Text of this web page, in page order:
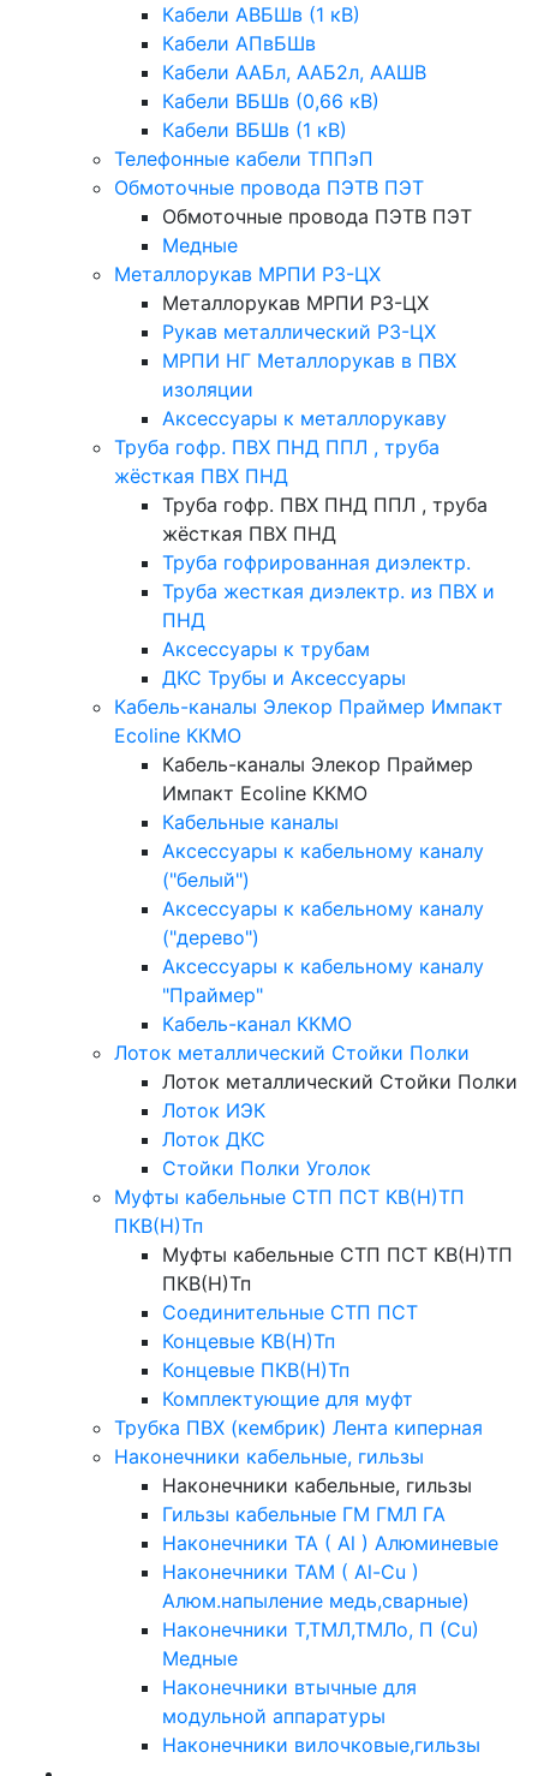
Кабели АВБШв (1 кВ)
Кабели АПвБШв
Кабели ААБл, ААБ2л, ААШВ
Кабели ВБШв (0,66 кВ)
Кабели ВБШв (1 кВ)
Телефонные кабели ТППэП
Обмоточные провода ПЭТВ ПЭТ
Обмоточные провода ПЭТВ ПЭТ
Медные
Металлорукав МРПИ РЗ-ЦХ
Металлорукав МРПИ РЗ-ЦХ
Рукав металлический Р3-ЦХ
МРПИ НГ Металлорукав в ПВХ
изоляции
Аксессуары к металлорукаву
Труба гофр. ПВХ ПНД ППЛ , труба
жёсткая ПВХ ПНД
Труба гофр. ПВХ ПНД ППЛ , труба
жёсткая ПВХ ПНД
Труба гофрированная диэлектр.
Труба жесткая диэлектр. из ПВХ и
ПНД
Аксессуары к трубам
ДКС Трубы и Аксессуары
Кабель-каналы Элекор Праймер Импакт
Ecoline ККМО
Кабель-каналы Элекор Праймер
Импакт Ecoline ККМО
Кабельные каналы
Аксессуары к кабельному каналу
("белый")
Аксессуары к кабельному каналу
("дерево")
Аксессуары к кабельному каналу
"Праймер"
Кабель-канал ККМО
Лоток металлический Стойки Полки
Лоток металлический Стойки Полки
Лоток ИЭК
Лоток ДКС
Стойки Полки Уголок
Муфты кабельные СТП ПСТ КВ(Н)ТП
ПКВ(Н)Тп
Муфты кабельные СТП ПСТ КВ(Н)ТП
ПКВ(Н)Тп
Соединительные СТП ПСТ
Концевые КВ(Н)Тп
Концевые ПКВ(Н)Тп
Комплектующие для муфт
Трубка ПВХ (кембрик) Лента киперная
Наконечники кабельные, гильзы
Наконечники кабельные, гильзы
Гильзы кабельные ГМ ГМЛ ГА
Наконечники ТА ( Al ) Алюминевые
Наконечники ТАМ ( Al-Cu )
Алюм.напыление медь,сварные)
Наконечники Т,ТМЛ,ТМЛо, П (Cu)
Медные
Наконечники втычные для
модульной аппаратуры
Наконечники вилочковые,гильзы